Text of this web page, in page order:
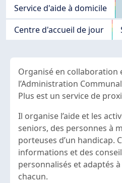
Service d'aide à domicile
Centre d'accueil de jour
Organisé en collaboration
l’Administration
Plus est un service de
Il organise l’aide et les
seniors, des personnes à
porteuses d’un handicap.
informations et des
personnalisés et adaptés
chacun.